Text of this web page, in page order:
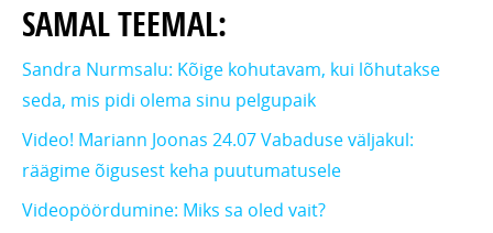
SAMAL TEEMAL:
Sandra Nurmsalu: Kõige kohutavam, kui lõhutakse
seda, mis pidi olema sinu pelgupaik
Video! Mariann Joonas 24.07 Vabaduse väljakul:
räägime õigusest keha puutumatusele
Videopöördumine: Miks sa oled vait?